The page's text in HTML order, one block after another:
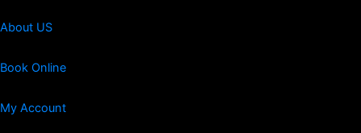
About US
Book Online
My Account